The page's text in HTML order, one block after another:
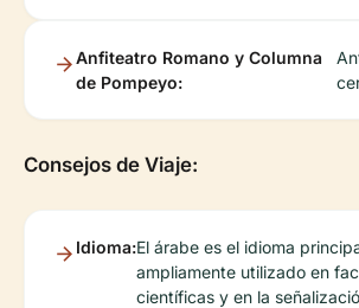
Anfiteatro Romano y Columna
de Pompeyo:
Consejos de Viaje:
Idioma:El árabe es el idioma
ampliamente utilizado en
científicas y en la